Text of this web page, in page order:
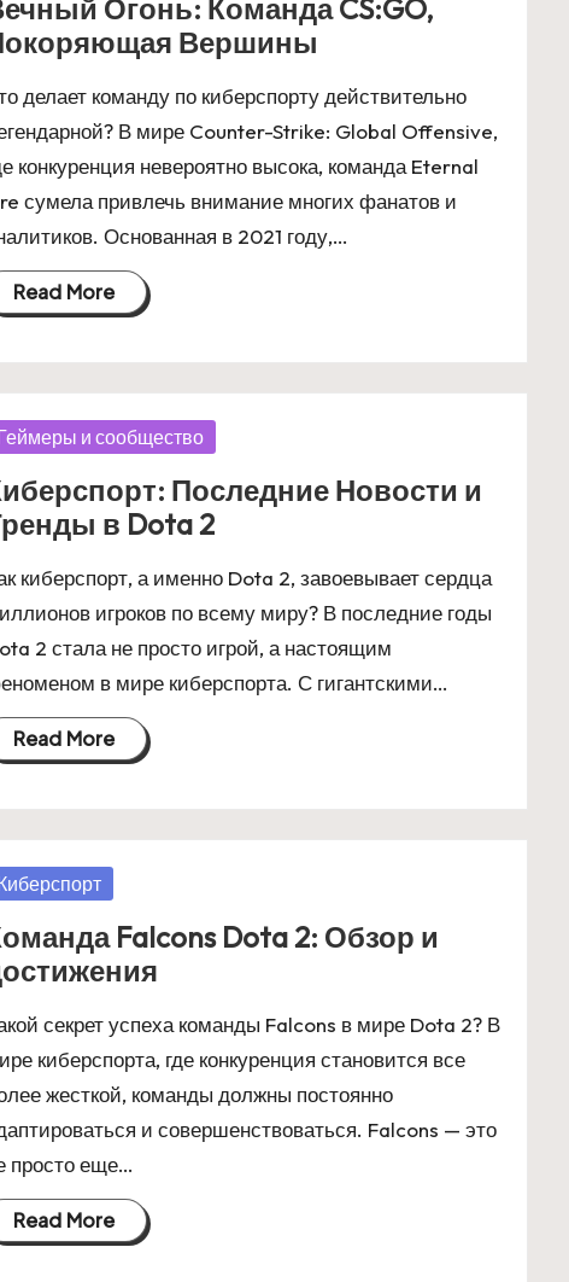
Огонь: Команда CS:GO,
Вершины
делает команду по киберспорту действительно
В мире Counter-Strike: Global Offensive,
конкуренция невероятно высока, команда Eternal
сумела привлечь внимание многих фанатов и
Основанная в 2021 году,…
Read More
и сообщество
Последние Новости и
в Dota 2
киберспорт, а именно Dota 2, завоевывает сердца
игроков по всему миру? В последние годы
2 стала не просто игрой, а настоящим
в мире киберспорта. С гигантскими…
Read More
Falcons Dota 2: Обзор и
секрет успеха команды Falcons в мире Dota 2? В
киберспорта, где конкуренция становится все
жесткой, команды должны постоянно
и совершенствоваться. Falcons — это
просто еще…
Read More